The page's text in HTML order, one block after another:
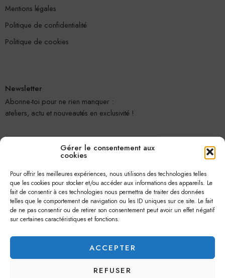
Gérer le consentement aux
cookies
Pour offrir les meilleures expériences, nous utilisons des technologies telles
que les cookies pour stocker et/ou accéder aux informations des appareils. Le
fait de consentir à ces technologies nous permettra de traiter des données
telles que le comportement de navigation ou les ID uniques sur ce site. Le fait
de ne pas consentir ou de retirer son consentement peut avoir un effet négatif
sur certaines caractéristiques et fonctions.
ACCEPTER
REFUSER
Mentions légales
Politique de confidentialité
Politique de cookies
Newsletter
Abonne-toi pour ne rien manquer :
ateliers, actu et nouveautés en exclusivité !
Je m'abonne